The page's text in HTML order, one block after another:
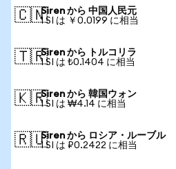
🇨🇳Siren から 中国人民元
1 SI は ￥0.0199 に相当
🇹🇷Siren から トルコリラ
1 SI は ₺0.1404 に相当
🇰🇷Siren から 韓国ウォン
1 SI は ₩4.14 に相当
🇷🇺Siren から ロシア・ルーブル
1 SI は ₽0.2422 に相当